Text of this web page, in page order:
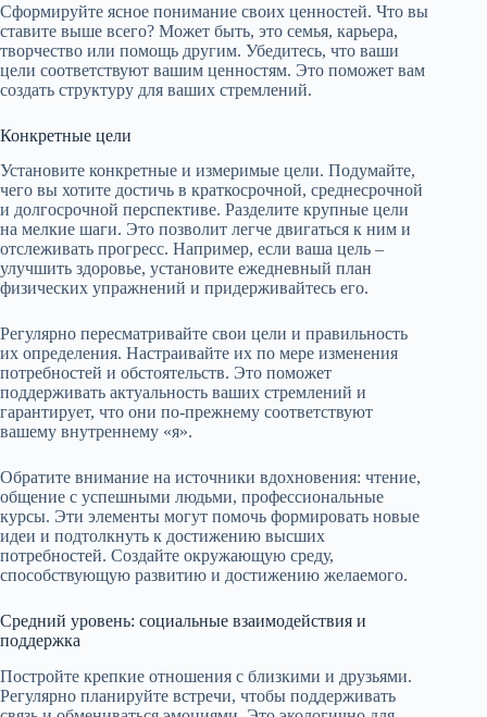
Сформируйте ясное понимание своих ценностей. Что вы
ставите выше всего? Может быть, это семья, карьера,
творчество или помощь другим. Убедитесь, что ваши
цели соответствуют вашим ценностям. Это поможет вам
создать структуру для ваших стремлений.
Конкретные цели
Установите конкретные и измеримые цели. Подумайте,
чего вы хотите достичь в краткосрочной, среднесрочной
и долгосрочной перспективе. Разделите крупные цели
на мелкие шаги. Это позволит легче двигаться к ним и
отслеживать прогресс. Например, если ваша цель –
улучшить здоровье, установите ежедневный план
физических упражнений и придерживайтесь его.
Регулярно пересматривайте свои цели и правильность
их определения. Настраивайте их по мере изменения
потребностей и обстоятельств. Это поможет
поддерживать актуальность ваших стремлений и
гарантирует, что они по-прежнему соответствуют
вашему внутреннему «я».
Обратите внимание на источники вдохновения: чтение,
общение с успешными людьми, профессиональные
курсы. Эти элементы могут помочь формировать новые
идеи и подтолкнуть к достижению высших
потребностей. Создайте окружающую среду,
способствующую развитию и достижению желаемого.
Средний уровень: социальные взаимодействия и
поддержка
Постройте крепкие отношения с близкими и друзьями.
Регулярно планируйте встречи, чтобы поддерживать